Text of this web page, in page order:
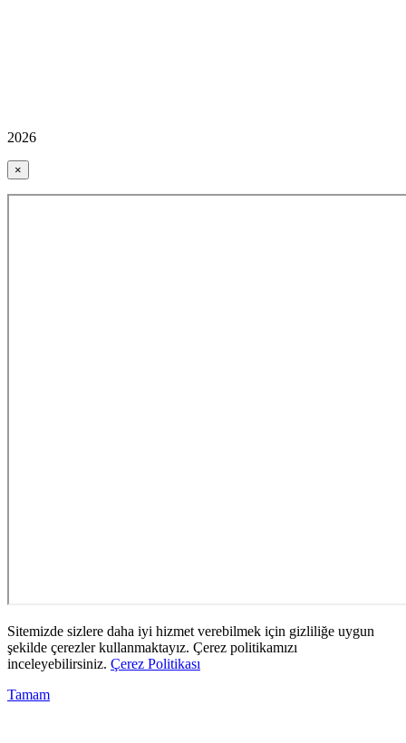
2026
×
Sitemizde sizlere daha iyi hizmet verebilmek için gizliliğe uygun
şekilde çerezler kullanmaktayız. Çerez politikamızı
inceleyebilirsiniz. Çerez Politikası
Tamam